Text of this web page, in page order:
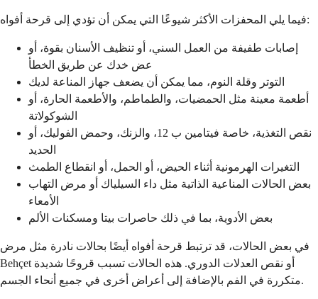
فيما يلي المحفزات الأكثر شيوعًا التي يمكن أن تؤدي إلى قرحة أفواه:
إصابات طفيفة من العمل السني، أو تنظيف الأسنان بقوة، أو
عض خدك عن طريق الخطأ
التوتر وقلة النوم، مما يمكن أن يضعف جهاز المناعة لديك
أطعمة معينة مثل الحمضيات، والطماطم، والأطعمة الحارة، أو
الشوكولاتة
نقص التغذية، خاصة فيتامين ب 12، والزنك، وحمض الفوليك، أو
الحديد
التغيرات الهرمونية أثناء الحيض، أو الحمل، أو انقطاع الطمث
بعض الحالات المناعية الذاتية مثل داء السيلياك أو مرض التهاب
الأمعاء
بعض الأدوية، بما في ذلك حاصرات بيتا ومسكنات الألم
في بعض الحالات، قد ترتبط قرحة أفواه أيضًا بحالات نادرة مثل مرض
Behçet أو نقص العدلات الدوري. هذه الحالات تسبب قروحًا شديدة
متكررة في الفم بالإضافة إلى أعراض أخرى في جميع أنحاء الجسم.